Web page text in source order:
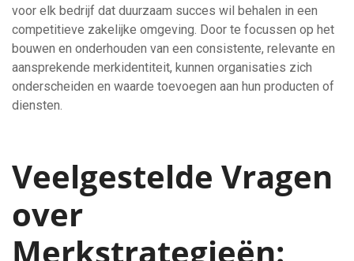
voor elk bedrijf dat duurzaam succes wil behalen in een
competitieve zakelijke omgeving. Door te focussen op het
bouwen en onderhouden van een consistente, relevante en
aansprekende merkidentiteit, kunnen organisaties zich
onderscheiden en waarde toevoegen aan hun producten of
diensten.
Veelgestelde Vragen
over
Merkstrategieën: